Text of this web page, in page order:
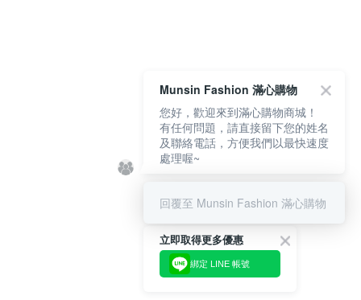
立即取得更多優惠
綁定 LINE 帳號
Munsin Fashion 滿心購物
您好，歡迎來到滿心購物商城！
有任何問題，請直接留下您的姓名
及聯絡電話，方便我們以最快速度
處理喔~
回覆至 Munsin Fashion 滿心購物